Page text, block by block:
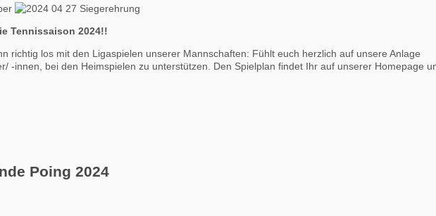
Tennissaison 2024!!
richtig los mit den Ligaspielen unserer Mannschaften: Fühlt euch herzlich auf unsere Anlage
-innen, bei den Heimspielen zu unterstützen. Den Spielplan findet Ihr auf unserer Homepage
Poing 2024